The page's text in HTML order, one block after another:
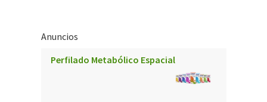
Anuncios
Perfilado Metabólico Espacial